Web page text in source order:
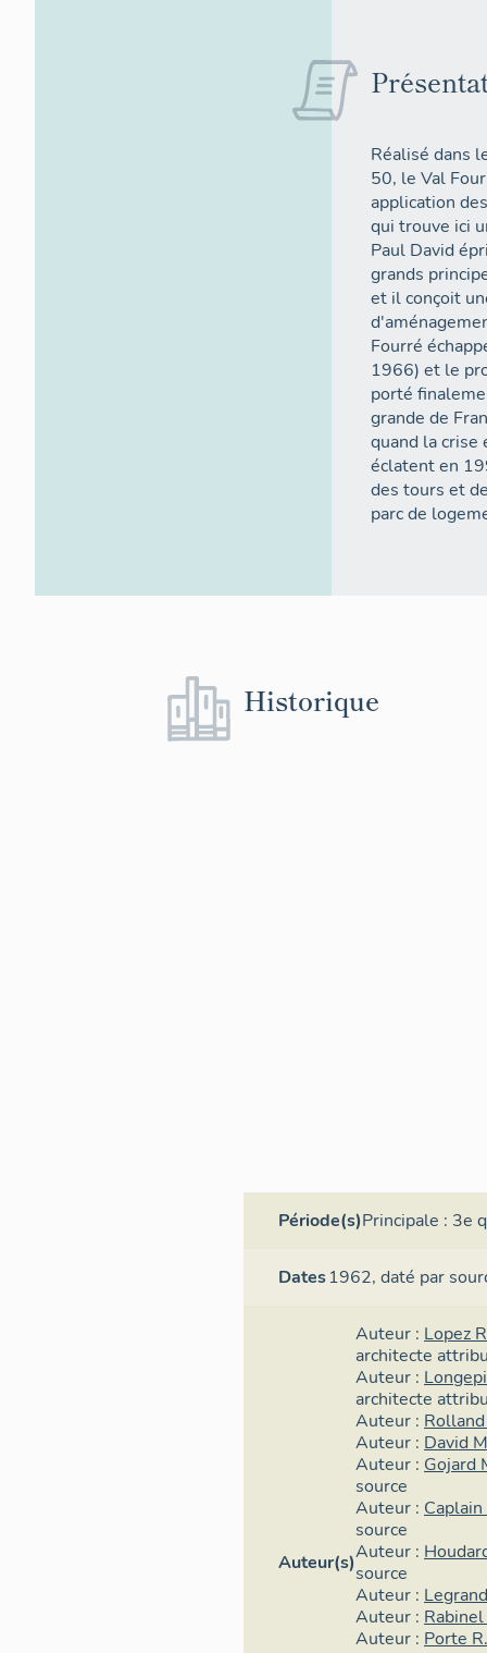
Réalisé dans
50, le Val
application
qui trouve ici
Paul David
grands
et il conçoit
Fourré
1966) et le
porté
grande de
quand la crise
éclatent en
des tours et
parc de
Historique
Période(s)Principale : 3e
Dates1962,daté par
Auteur(s)
Auteur : Lopez
architecte
Auteur :
architecte
Auteur : Rolland
Auteur : David
Auteur : Gojard
source
Auteur :
source
Auteur :
source
Auteur :
Auteur : Rabinel
Auteur : Porte R.